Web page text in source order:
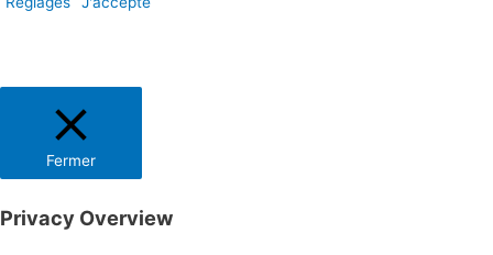
Fermer
Privacy Overview